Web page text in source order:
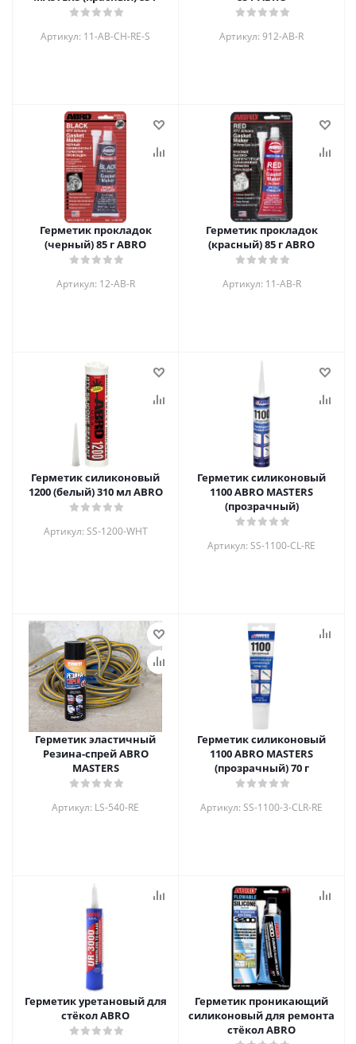
Артикул: 11-AB-CH-RE-S Артикул: 912-AB-R
Герметик прокладок
(черный) 85 г ABRO
Артикул: 12-AB-R
Герметик прокладок
(красный) 85 г ABRO
Артикул: 11-AB-R
Герметик силиконовый
1200 (белый) 310 мл ABRO
Артикул: SS-1200-WHT
Герметик силиконовый
1100 ABRO MASTERS
(прозрачный)
Артикул: SS-1100-CL-RE
Герметик эластичный
Резина-спрей ABRO
MASTERS
Артикул: LS-540-RE
Герметик силиконовый
1100 ABRO MASTERS
(прозрачный) 70 г
Артикул: SS-1100-3-CLR-RE
Герметик уретановый для
стёкол ABRO
Герметик проникающий
силиконовый для ремонта
стёкол ABRO